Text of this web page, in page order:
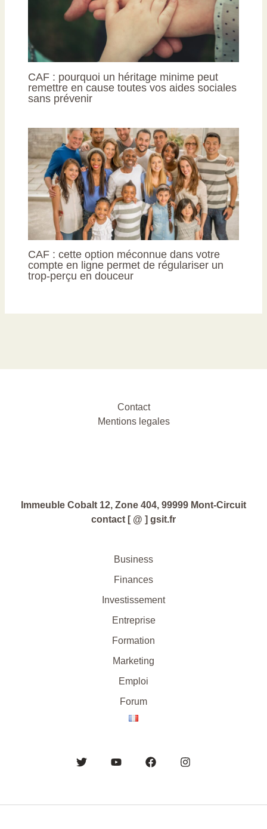
CAF : pourquoi un héritage minime peut
remettre en cause toutes vos aides sociales
sans prévenir
CAF : cette option méconnue dans votre
compte en ligne permet de régulariser un
trop-perçu en douceur
Contact
Mentions legales
Immeuble Cobalt 12, Zone 404, 99999 Mont-Circuit
contact [ @ ] gsit.fr
Business
Finances
Investissement
Entreprise
Formation
Marketing
Emploi
Forum